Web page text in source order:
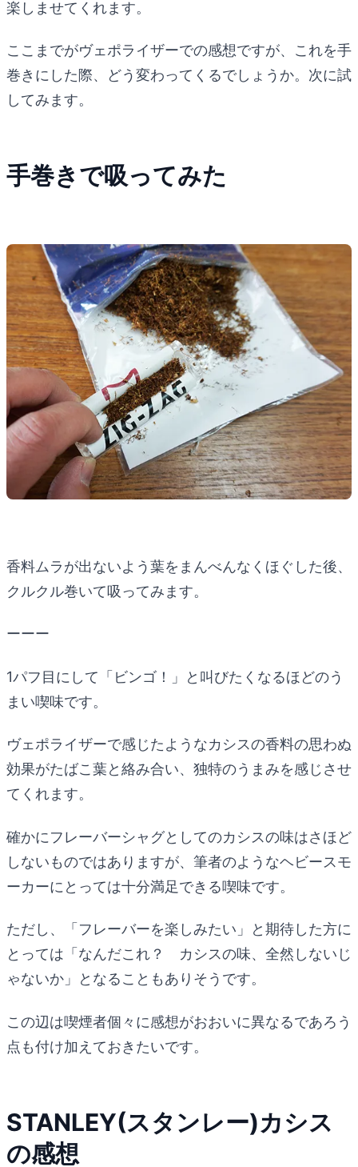
楽しませてくれます。
ここまでがヴェポライザーでの感想ですが、これを手
巻きにした際、どう変わってくるでしょうか。次に試
してみます。
手巻きで吸ってみた
香料ムラが出ないよう葉をまんべんなくほぐした後、
クルクル巻いて吸ってみます。
ーーー
1パフ目にして「ビンゴ！」と叫びたくなるほどのう
まい喫味です。
ヴェポライザーで感じたようなカシスの香料の思わぬ
効果がたばこ葉と絡み合い、独特のうまみを感じさせ
てくれます。
確かにフレーバーシャグとしてのカシスの味はさほど
しないものではありますが、筆者のようなヘビースモ
ーカーにとっては十分満足できる喫味です。
ただし、「フレーバーを楽しみたい」と期待した方に
とっては「なんだこれ？ カシスの味、全然しないじ
ゃないか」となることもありそうです。
この辺は喫煙者個々に感想がおおいに異なるであろう
点も付け加えておきたいです。
STANLEY(スタンレー)カシス
の感想